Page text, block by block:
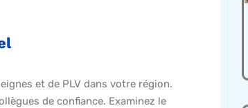
et de PLV dans votre région.
de confiance. Examinez le